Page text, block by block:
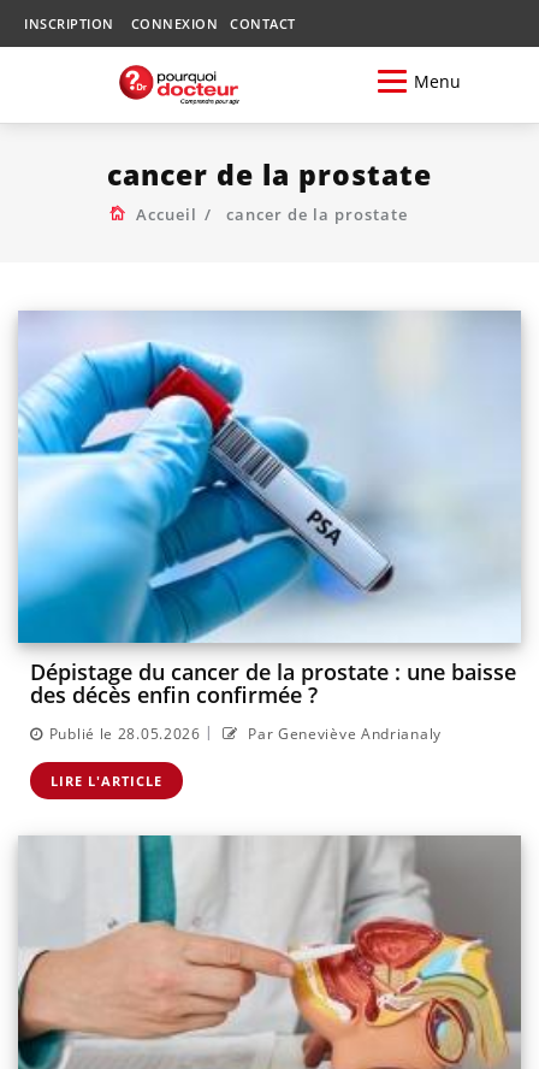
INSCRIPTION CONNEXION CONTACT
Menu
cancer de la prostate
Accueil cancer de la prostate
Dépistage du cancer de la prostate : une baisse
des décès enfin confirmée ?
Publié le 28.05.2026 | Par Geneviève Andrianaly
LIRE L'ARTICLE